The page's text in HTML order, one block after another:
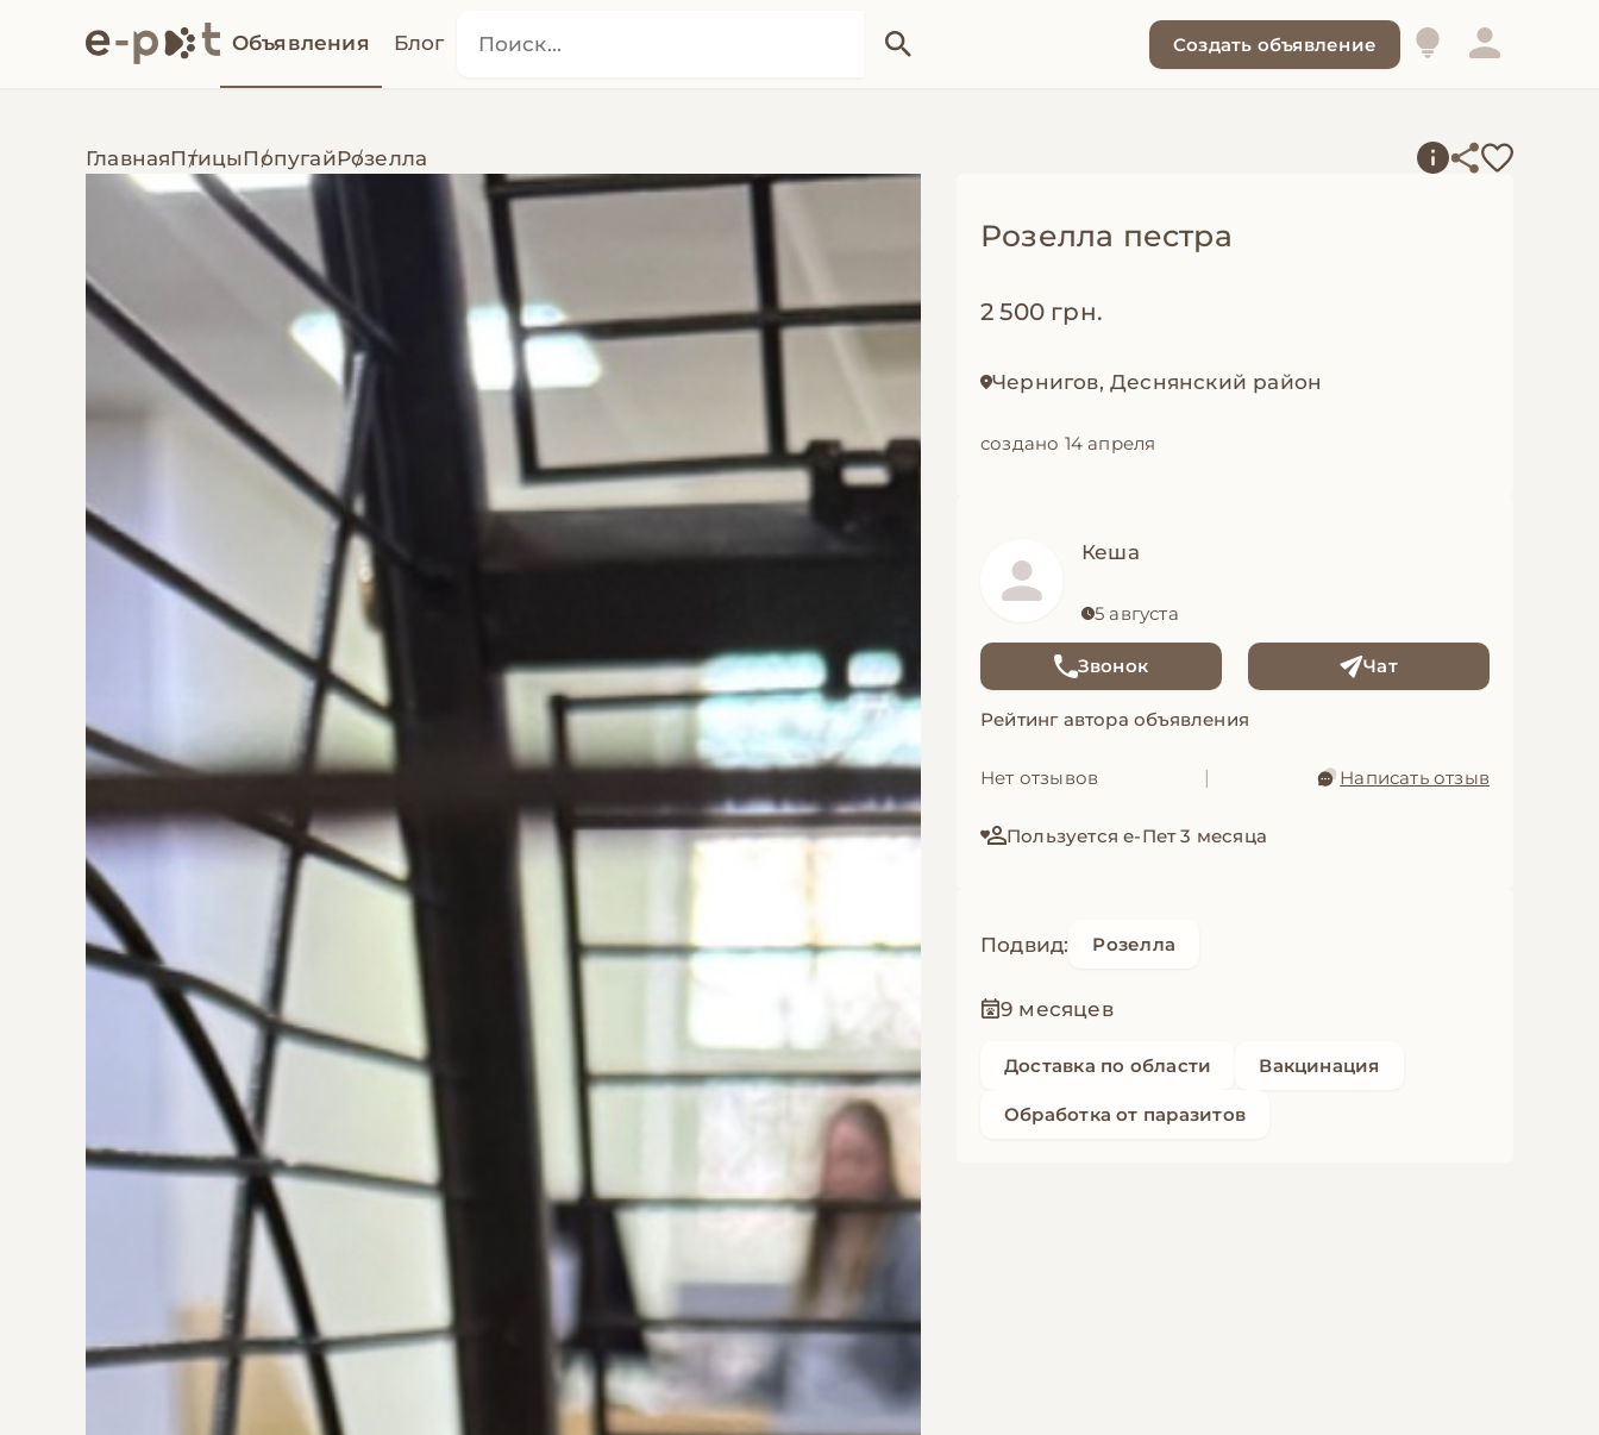
Объявления Блог Создать объявление
ГлавнаяПтицыПопугайРозелла
Розелла пестра
2 500 грн.
Чернигов, Деснянский район
создано 14 апреля
Кеша
5 августа
Звонок Чат
Рейтинг автора объявления
Нет отзывов | Написать отзыв
Пользуется е-Пет 3 месяца
Подвид: Розелла
9 месяцев
Доставка по области Вакцинация
Обработка от паразитов